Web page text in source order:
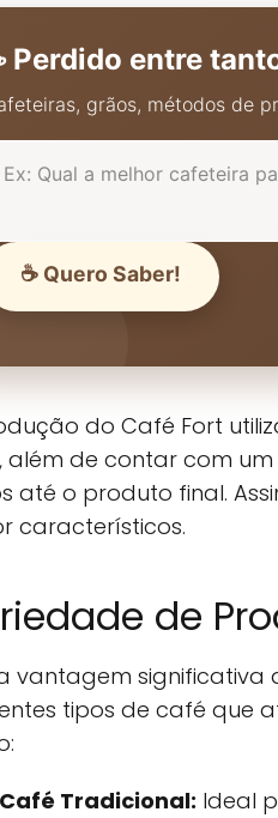
Perdido entre
grãos, métodos de
☕ Quero Saber!
do Café Fort
além de contar com
até o produto final.
característicos.
de
vantagem significativa
tipos de café que
Café Tradicional: Ideal